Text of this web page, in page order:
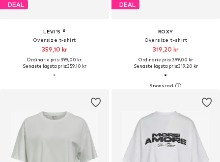
DEAL
LEVI'S ®
Oversize t-shirt
359,10 kr
Ordinarie pris: 399,00 kr
Senaste lägsta pris:359,10 kr
DEAL
ROXY
Oversize t-shirt
319,20 kr
Ordinarie pris: 399,00 kr
Senaste lägsta pris:319,20 kr